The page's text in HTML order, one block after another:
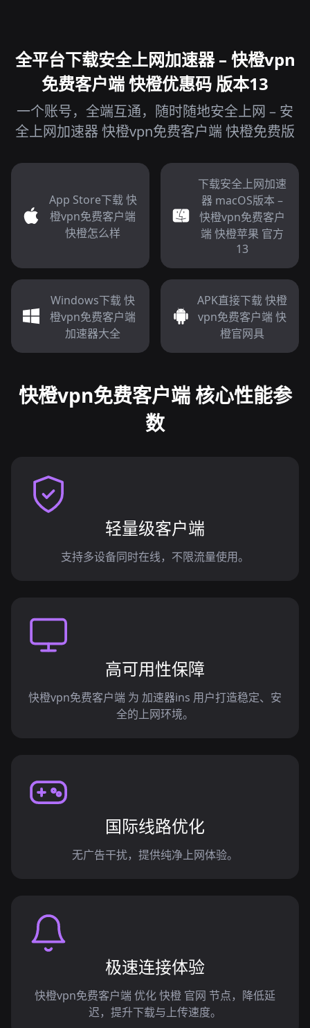
全平台下载安全上网加速器 – 快橙vpn
免费客户端 快橙优惠码 版本13
一个账号，全端互通，随时随地安全上网 – 安
全上网加速器 快橙vpn免费客户端 快橙免费版
App Store下载 快
橙vpn免费客户端
快橙怎么样
下载安全上网加速
器 macOS版本 –
快橙vpn免费客户
端 快橙苹果 官方
13
Windows下载 快
橙vpn免费客户端
加速器大全
APK直接下载 快橙
vpn免费客户端 快
橙官网具
快橙vpn免费客户端 核心性能参
数
轻量级客户端
支持多设备同时在线，不限流量使用。
高可用性保障
快橙vpn免费客户端 为 加速器ins 用户打造稳定、安
全的上网环境。
国际线路优化
无广告干扰，提供纯净上网体验。
极速连接体验
快橙vpn免费客户端 优化 快橙 官网 节点，降低延
迟，提升下载与上传速度。